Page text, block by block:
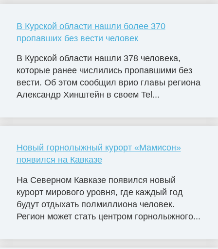
В Курской области нашли более 370
пропавших без вести человек
В Курской области нашли 378 человека,
которые ранее числились пропавшими без
вести. Об этом сообщил врио главы региона
Александр Хинштейн в своем Tel...
Новый горнолыжный курорт «Мамисон»
появился на Кавказе
На Северном Кавказе появился новый
курорт мирового уровня, где каждый год
будут отдыхать полмиллиона человек.
Регион может стать центром горнолыжного...